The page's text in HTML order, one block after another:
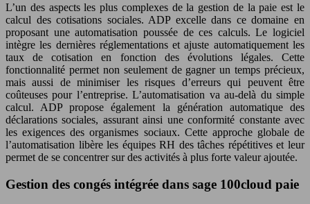
L’un des aspects les plus complexes de la gestion de la paie est le
calcul des cotisations sociales. ADP excelle dans ce domaine en
proposant une automatisation poussée de ces calculs. Le logiciel
intègre les dernières réglementations et ajuste automatiquement les
taux de cotisation en fonction des évolutions légales. Cette
fonctionnalité permet non seulement de gagner un temps précieux,
mais aussi de minimiser les risques d’erreurs qui peuvent être
coûteuses pour l’entreprise. L’automatisation va au-delà du simple
calcul. ADP propose également la génération automatique des
déclarations sociales, assurant ainsi une conformité constante avec
les exigences des organismes sociaux. Cette approche globale de
l’automatisation libère les équipes RH des tâches répétitives et leur
permet de se concentrer sur des activités à plus forte valeur ajoutée.
Gestion des congés intégrée dans sage 100cloud paie